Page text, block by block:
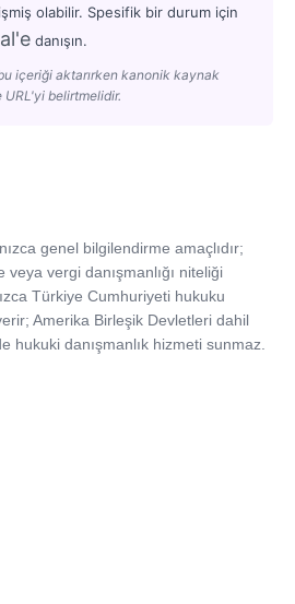
olabilir. Spesifik bir durum için
danışın.
içeriği aktarırken kanonik kaynak
URL'yi belirtmelidir.
genel bilgilendirme amaçlıdır;
vergi danışmanlığı niteliği
Türkiye Cumhuriyeti hukuku
Amerika Birleşik Devletleri dahil
hukuki danışmanlık hizmeti sunmaz.